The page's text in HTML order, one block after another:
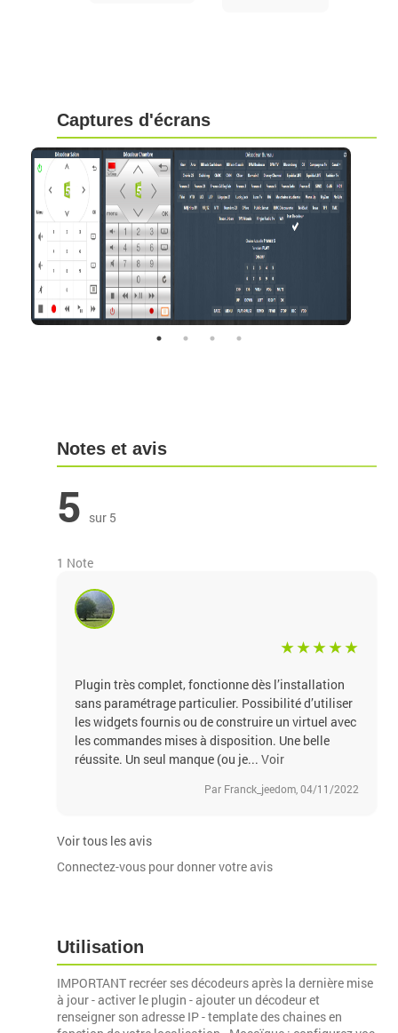
Captures d'écrans
Notes et avis
5 sur 5
1 Note
Plugin très complet, fonctionne dès l’installation
sans paramétrage particulier. Possibilité d’utiliser
les widgets fournis ou de construire un virtuel avec
les commandes mises à disposition. Une belle
réussite. Un seul manque (ou je...Voir
Par Franck_jeedom, 04/11/2022
Voir tous les avis
Connectez-vous pour donner votre avis
Utilisation
IMPORTANT recréer ses décodeurs après la dernière mise
à jour - activer le plugin - ajouter un décodeur et
renseigner son adresse IP - template des chaines en